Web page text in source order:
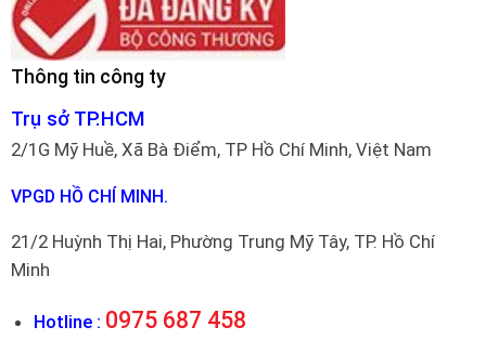
Thông tin công ty
Trụ sở TP.HCM
2/1G Mỹ Huề, Xã Bà Điểm, TP Hồ Chí Minh, Việt Nam
VPGD HỒ CHÍ MINH.
21/2 Huỳnh Thị Hai, Phường Trung Mỹ Tây, TP. Hồ Chí
Minh
Hotline : 0975 687 458